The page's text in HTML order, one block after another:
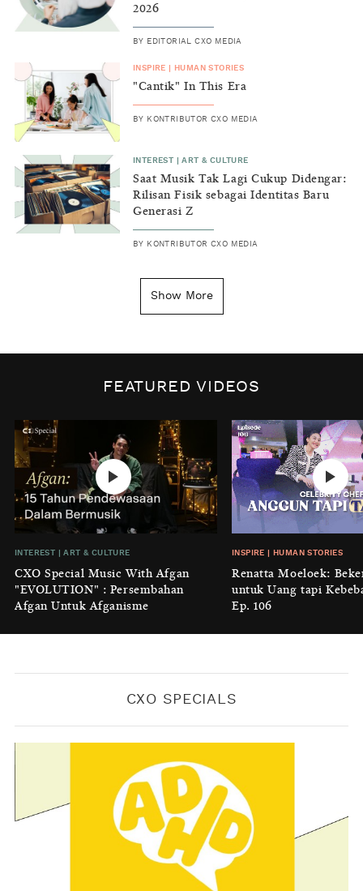
2026
BY EDITORIAL CXO MEDIA
INSPIRE HUMAN STORIES
"Cantik" In This Era
BY KONTRIBUTOR CXO MEDIA
INTEREST |ART & CULTURE
Saat Musik Tak Lagi Cukup Didengar:
Rilisan Fisik sebagai Identitas Baru
Generasi Z
BY KONTRIBUTOR CXO MEDIA
Kenapa Tahun Baru Ditandai pada
Biaya Tersembunyi dari Insecurity
KONTRIBUTOR CXO MEDIA
INTEREST|HOME
No Place Like: Camping Ground
Cidulang
KONTRIBUTOR CXO MEDIA
GENERAL KNOWLEDGE
Luruhnya Daun Terakhir: Kala
'Benteng Alam' yang Tak Lagi Bisa
Melindungi
BYKONTRIBUTOR CXO MEDIA
Show More
FEATURED VIDEOS
INTEREST |ART & CULTURE
CXO Special Music With Afgan
"EVOLUTION" : Persembahan
Afgan Untuk Afganisme
INSPIRE HUMAN STORIES
Renatta Moeloek:
untuk Uang tapi
Ep. 106
CXO SPECIALS